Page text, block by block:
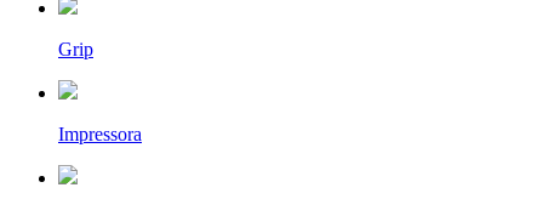
Grip
Impressora